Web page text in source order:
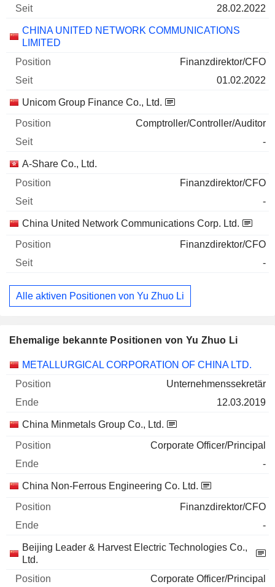
28.02.2022
CHINA UNITED NETWORK COMMUNICATIONS
LIMITED
Finanzdirektor/CFO
01.02.2022
Unicom Group Finance Co., Ltd.
Comptroller/Controller/Auditor
-
A-Share Co., Ltd.
Finanzdirektor/CFO
-
China United Network Communications Corp. Ltd.
Finanzdirektor/CFO
-
Alle aktiven Positionen von Yu Zhuo Li
Ehemalige bekannte Positionen von Yu Zhuo Li
Unternehmen Position Ende
METALLURGICAL CORPORATION OF CHINA LTD.
Unternehmenssekretär
12.03.2019
China Minmetals Group Co., Ltd.
Corporate Officer/Principal
-
China Non-Ferrous Engineering Co. Ltd.
Finanzdirektor/CFO
-
Beijing Leader & Harvest Electric Technologies Co.,
Ltd.
Corporate Officer/Principal